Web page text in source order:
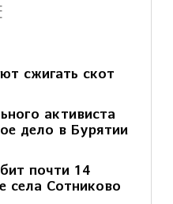
сжигать скот
активиста
дело в Бурятии
почти 14
села Сотниково